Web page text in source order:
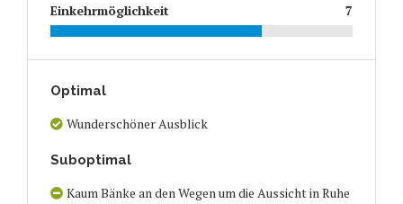
Einkehrmöglichkeit 7
Optimal
Wunderschöner Ausblick
Suboptimal
Kaum Bänke an den Wegen um die Aussicht in Ruhe